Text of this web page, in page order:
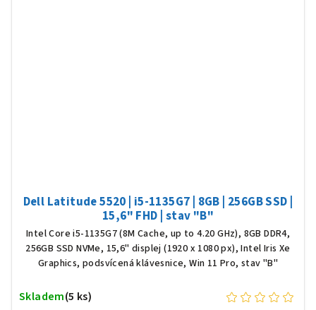
Dell Latitude 5520 | i5-1135G7 | 8GB | 256GB SSD |
15,6" FHD | stav "B"
Intel Core i5-1135G7 (8M Cache, up to 4.20 GHz), 8GB DDR4,
256GB SSD NVMe, 15,6" displej (1920 x 1080 px), Intel Iris Xe
Graphics, podsvícená klávesnice, Win 11 Pro, stav "B"
Skladem(5 ks)